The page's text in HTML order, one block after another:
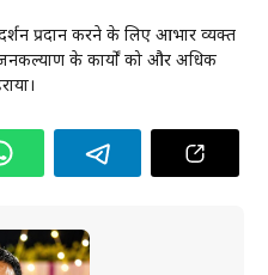
प्रदान करने के लिए आभार व्यक्त
के कार्यों को और अधिक